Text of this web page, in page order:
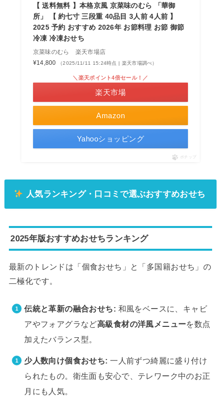
【 送料無料 】本格京風 京菜味のむら 「華御
所」 【 約七寸 三段重 40品目 3人前 4人前 】
2025 予約 おすすめ 2026年 お節料理 お節 御節
冷凍 冷凍おせち
京菜味のむら 楽天市場店
¥14,800
（2025/11/11 15:24時点 | 楽天市場調べ）
Amazon
＼楽天ポイント4倍セール！／
楽天市場
Yahooショッピング
ポチップ
人気ランキング・口コミで選ぶおすすめおせち
2025年版おすすめおせちランキング
最新のトレンドは「個食おせち」と「多国籍おせち」の
二極化です。
伝統と革新の融合おせち: 和風をベースに、キャビ
アやフォアグラなど高級食材の洋風メニューを数点
加えたバランス型。
少人数向け個食おせち: 一人前ずつ綺麗に盛り付け
られたもの。衛生面も安心で、テレワーク中のお正
月にも人気。